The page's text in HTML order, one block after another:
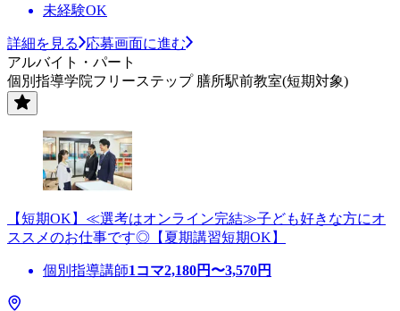
未経験OK
詳細を見る
応募画面に進む
アルバイト・パート
個別指導学院フリーステップ 膳所駅前教室(短期対象)
【短期OK】≪選考はオンライン完結≫子ども好きな方にオ
ススメのお仕事です◎【夏期講習短期OK】
個別指導講師1コマ2,180円〜3,570円